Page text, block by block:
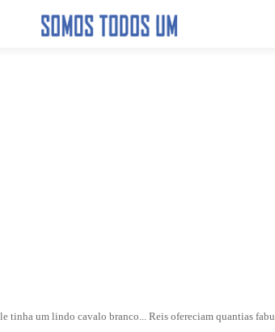
tinha um lindo cavalo branco... Reis ofereciam quantias